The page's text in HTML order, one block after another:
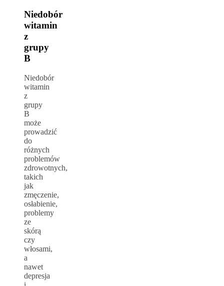
Niedobór
witamin
z
grupy
B
Niedobór
witamin
z
grupy
B
może
prowadzić
do
różnych
problemów
zdrowotnych,
takich
jak
zmęczenie,
osłabienie,
problemy
ze
skórą
czy
włosami,
a
nawet
depresja